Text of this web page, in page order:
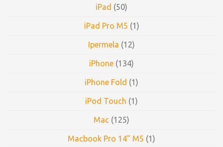
iPad (50)
iPad Pro M5 (1)
Ipermela (12)
iPhone (134)
iPhone Fold (1)
iPod Touch (1)
Mac (125)
Macbook Pro 14" M5 (1)